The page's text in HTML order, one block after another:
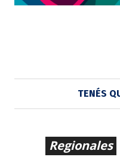
TENÉS
Regionales